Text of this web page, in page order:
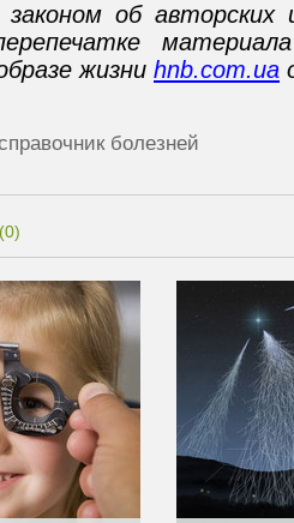
об авторских
жизни hnb.com.ua
болезней